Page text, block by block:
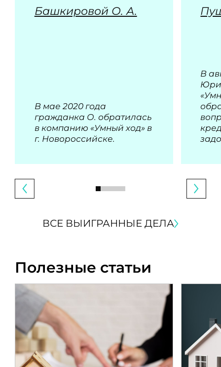
Башкировой О. А.
В мае 2020 года
гражданка О. обратилась
в компанию «Умный ход» в
г. Новороссийске.
В
ВСЕ ВЫИГРАННЫЕ ДЕЛА
Полезные статьи